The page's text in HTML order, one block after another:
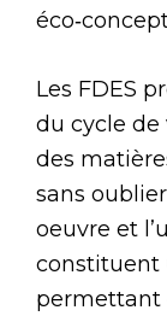
Les FDES
du cycle de
des
sans
oeuvre et
constituent
permettant